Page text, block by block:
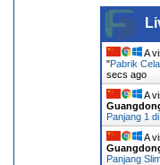
A
"Pabrik
secs ago
A
Panjang 1
A
Panjang